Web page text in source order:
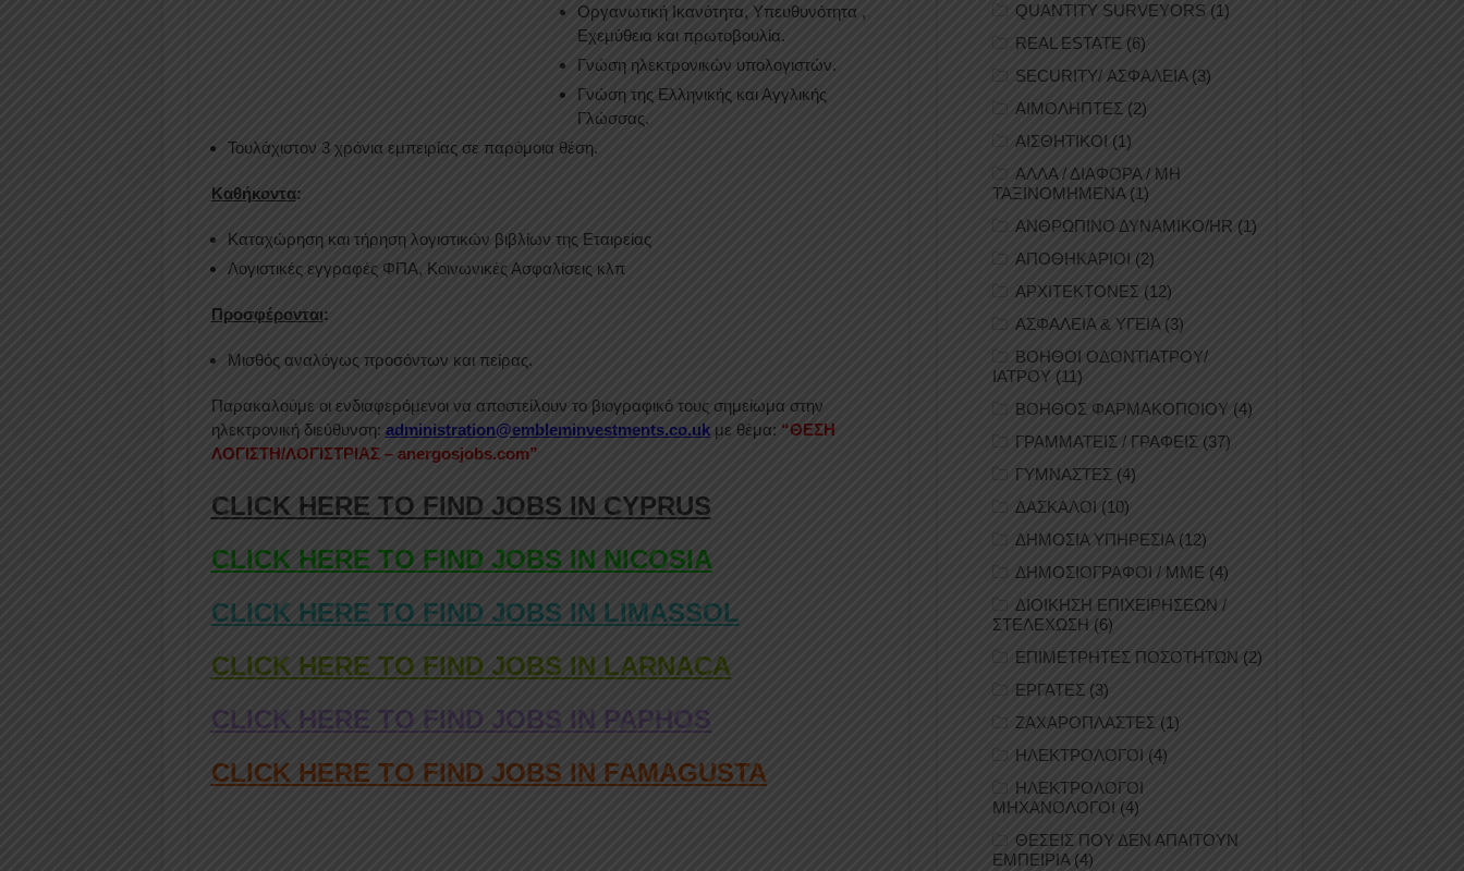
Οργανωτική Ικανότητα, Υπευθυνότητα ,
Εχεμύθεια και πρωτοβουλία.
Γνώση ηλεκτρονικών υπολογιστών.
Γνώση της Ελληνικής και Αγγλικής
Γλώσσας.
Τουλάχιστον 3 χρόνια εμπειρίας σε παρόμοια θέση.
Καθήκοντα:
Καταχώρηση και τήρηση λογιστικών βιβλίων της Εταιρείας
Λογιστικές εγγραφές ΦΠΑ, Κοινωνικές Ασφαλίσεις κλπ
Προσφέρονται:
Μισθός αναλόγως προσόντων και πείρας.
Παρακαλούμε οι ενδιαφερόμενοι να αποστείλουν το βιογραφικό τους σημείωμα στην
ηλεκτρονική διεύθυνση: administration@embleminvestments.co.ukμε θέμα: “ΘΕΣΗ
ΛΟΓΙΣΤΗ/ΛΟΓΙΣΤΡΙΑΣ – anergosjobs.com”
CLICK HERE TO FIND JOBS IN CYPRUS
CLICK HERE TO FIND JOBS IN NICOSIA
CLICK HERE TO FIND JOBS IN LIMASSOL
CLICK HERE TO FIND JOBS IN LARNACA
CLICK HERE TO FIND JOBS IN PAPHOS
CLICK HERE TO FIND JOBS IN FAMAGUSTA
QUANTITY SURVEYORS (1)
REAL ESTATE (6)
SECURITY/ ΑΣΦΑΛΕΙΑ(3)
ΑΙΜΟΛΗΠΤΕΣ (2)
ΑΙΣΘΗΤΙΚΟΙ (1)
ΑΛΛΑ / ΔΙΑΦΟΡΑ / ΜΗ
ΤΑΞΙΝΟΜΗΜΕΝΑ(1)
ΑΝΘΡΩΠΙΝΟ ΔΥΝΑΜΙΚΟ/HR (1)
ΑΠΟΘΗΚΑΡΙΟΙ (2)
ΑΡΧΙΤΕΚΤΟΝΕΣ (12)
ΑΣΦΑΛΕΙΑ & ΥΓΕΙΑ (3)
ΒΟΗΘΟΙ ΟΔΟΝΤΙΑΤΡΟΥ/
ΙΑΤΡΟΥ(11)
ΒΟΗΘΟΣ ΦΑΡΜΑΚΟΠΟΙΟΥ (4)
ΓΡΑΜΜΑΤΕΙΣ / ΓΡΑΦΕΙΣ (37)
ΓΥΜΝΑΣΤΕΣ (4)
ΔΑΣΚΑΛΟΙ (10)
ΔΗΜΟΣΙΑ ΥΠΗΡΕΣΙΑ (12)
ΔΗΜΟΣΙΟΓΡΑΦΟΙ / ΜΜΕ (4)
ΔΙΟΙΚΗΣΗ ΕΠΙΧΕΙΡΗΣΕΩΝ /
ΣΤΕΛΕΧΩΣΗ (6)
ΕΠΙΜΕΤΡΗΤΕΣ ΠΟΣΟΤΗΤΩΝ (2)
ΕΡΓΑΤΕΣ (3)
ΖΑΧΑΡΟΠΛΑΣΤΕΣ (1)
ΗΛΕΚΤΡΟΛΟΓΟΙ (4)
ΗΛΕΚΤΡΟΛΟΓΟΙ
ΜΗΧΑΝΟΛΟΓΟΙ (4)
ΘΕΣΕΙΣ ΠΟΥ ΔΕΝ ΑΠΑΙΤΟΥΝ
ΕΜΠΕΙΡΙΑ(4)